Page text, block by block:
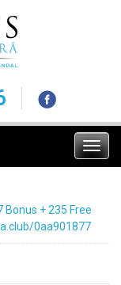
Meny
+ 235 Free
0aa901877